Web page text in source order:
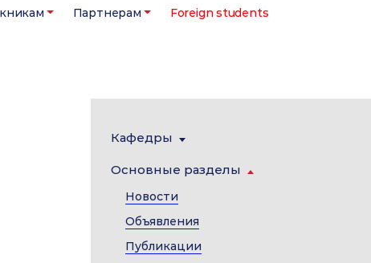
Партнерам Foreign students
Кафедры
Основные разделы
Новости
Объявления
Публикации